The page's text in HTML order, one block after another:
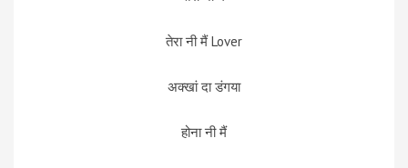
तेरा नी मैं Lover
अक्खां दा डंगया
होना नी मैं